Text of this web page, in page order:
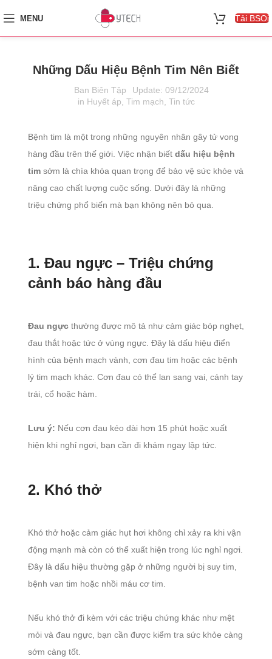
MENU Tải BSOi
Những Dấu Hiệu Bệnh Tim Nên Biết
Ban Biên Tập
Update: 09/12/2024
in Huyết áp Tim mạch Tin tức
Bệnh tim là một trong những nguyên nhân gây tử vong
hàng đầu trên thế giới. Việc nhận biết dấu hiệu bệnh
timsớm là chìa khóa quan trọng để bảo vệ sức khỏe và
nâng cao chất lượng cuộc sống. Dưới đây là những
triệu chứng phổ biến mà bạn không nên bỏ qua.
1. Đau ngực – Triệu chứng
cảnh báo hàng đầu
Đau ngựcthường được mô tả như cảm giác bóp nghẹt,
đau thắt hoặc tức ở vùng ngực. Đây là dấu hiệu điển
hình của bệnh mạch vành, cơn đau tim hoặc các bệnh
lý tim mạch khác. Cơn đau có thể lan sang vai, cánh tay
trái, cổ hoặc hàm.
Lưu ý: Nếu cơn đau kéo dài hơn 15 phút hoặc xuất
hiện khi nghỉ ngơi, bạn cần đi khám ngay lập tức.
2. Khó thở
Khó thở hoặc cảm giác hụt hơi không chỉ xảy ra khi vận
động mạnh mà còn có thể xuất hiện trong lúc nghỉ ngơi.
Đây là dấu hiệu thường gặp ở những người bị suy tim,
bệnh van tim hoặc nhồi máu cơ tim.
Nếu khó thở đi kèm với các triệu chứng khác như mệt
mỏi và đau ngực, bạn cần được kiểm tra sức khỏe càng
sớm càng tốt.